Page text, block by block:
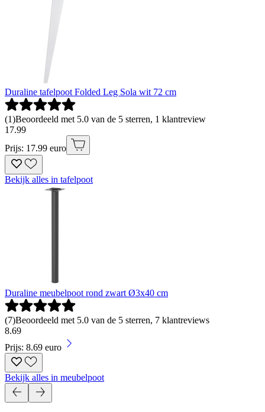
Duraline tafelpoot Folded Leg Sola wit 72 cm
(1)Beoordeeld met 5.0 van de 5 sterren, 1 klantreview
17.99
Prijs: 17.99 euro
Bekijk alles in tafelpoot
Duraline meubelpoot rond zwart Ø3x40 cm
(7)Beoordeeld met 5.0 van de 5 sterren, 7 klantreviews
8.69
Prijs: 8.69 euro
Bekijk alles in meubelpoot